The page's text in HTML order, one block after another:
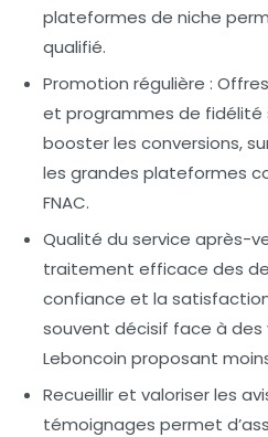
plateformes de niche
qualifié.
Promotion régulière :
et programmes de
booster les conversions,
les grandes plateformes
FNAC.
Qualité du service après-
traitement efficace des
confiance et la
souvent décisif face à des
Leboncoin proposant
Recueillir et valoriser les
témoignages permet